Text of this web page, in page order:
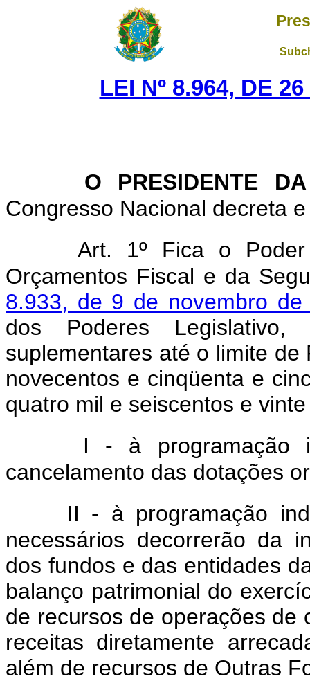
LEI Nº 8.964, DE
O PRESIDENTE
Congresso Nacional decreta
Art. 1º Fica o
Orçamentos Fiscal e da
8.933, de 9 de novembro de
dos Poderes Legislativo,
suplementares até o limite
novecentos e cinqüenta e
quatro mil e seiscentos e
I - à programação
cancelamento das dotações
II - à programação
necessários decorrerão da
dos fundos e das entidades
balanço patrimonial do
de recursos de operações de
receitas diretamente
além de recursos de Outras